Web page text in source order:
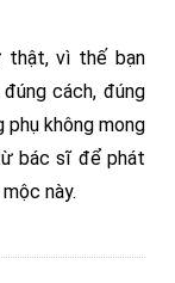
thật, vì thế bạn
cách, đúng
không mong
bác sĩ để phát
này.